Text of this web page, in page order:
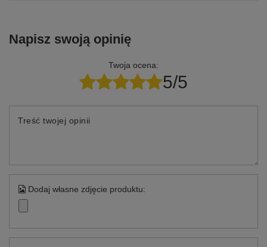
Napisz swoją opinię
Twoja ocena:
5/5
Treść twojej opinii
Dodaj własne zdjęcie produktu: